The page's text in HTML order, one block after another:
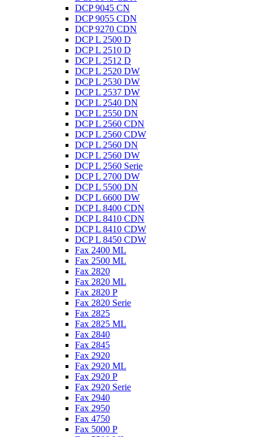
DCP 9045 CN
DCP 9055 CDN
DCP 9270 CDN
DCP L 2500 D
DCP L 2510 D
DCP L 2512 D
DCP L 2520 DW
DCP L 2530 DW
DCP L 2537 DW
DCP L 2540 DN
DCP L 2550 DN
DCP L 2560 CDN
DCP L 2560 CDW
DCP L 2560 DN
DCP L 2560 DW
DCP L 2560 Serie
DCP L 2700 DW
DCP L 5500 DN
DCP L 6600 DW
DCP L 8400 CDN
DCP L 8410 CDN
DCP L 8410 CDW
DCP L 8450 CDW
Fax 2400 ML
Fax 2500 ML
Fax 2820
Fax 2820 ML
Fax 2820 P
Fax 2820 Serie
Fax 2825
Fax 2825 ML
Fax 2840
Fax 2845
Fax 2920
Fax 2920 ML
Fax 2920 P
Fax 2920 Serie
Fax 2940
Fax 2950
Fax 4750
Fax 5000 P